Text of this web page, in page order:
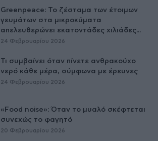
Greenpeace: Το ζέσταμα των έτοιμων
γευμάτων στα μικροκύματα
απελευθερώνει εκατοντάδες χιλιάδες...
24 Φεβρουαρίου 2026
Τι συμβαίνει όταν πίνετε ανθρακούχο
νερό κάθε μέρα, σύμφωνα με έρευνες
24 Φεβρουαρίου 2026
«Food noise»: Όταν το μυαλό σκέφτεται
συνεχώς το φαγητό
20 Φεβρουαρίου 2026